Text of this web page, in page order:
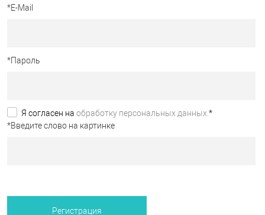
*E-Mail
*Пароль
Я согласен на обработку персональных данных. *
*Введите слово на картинке